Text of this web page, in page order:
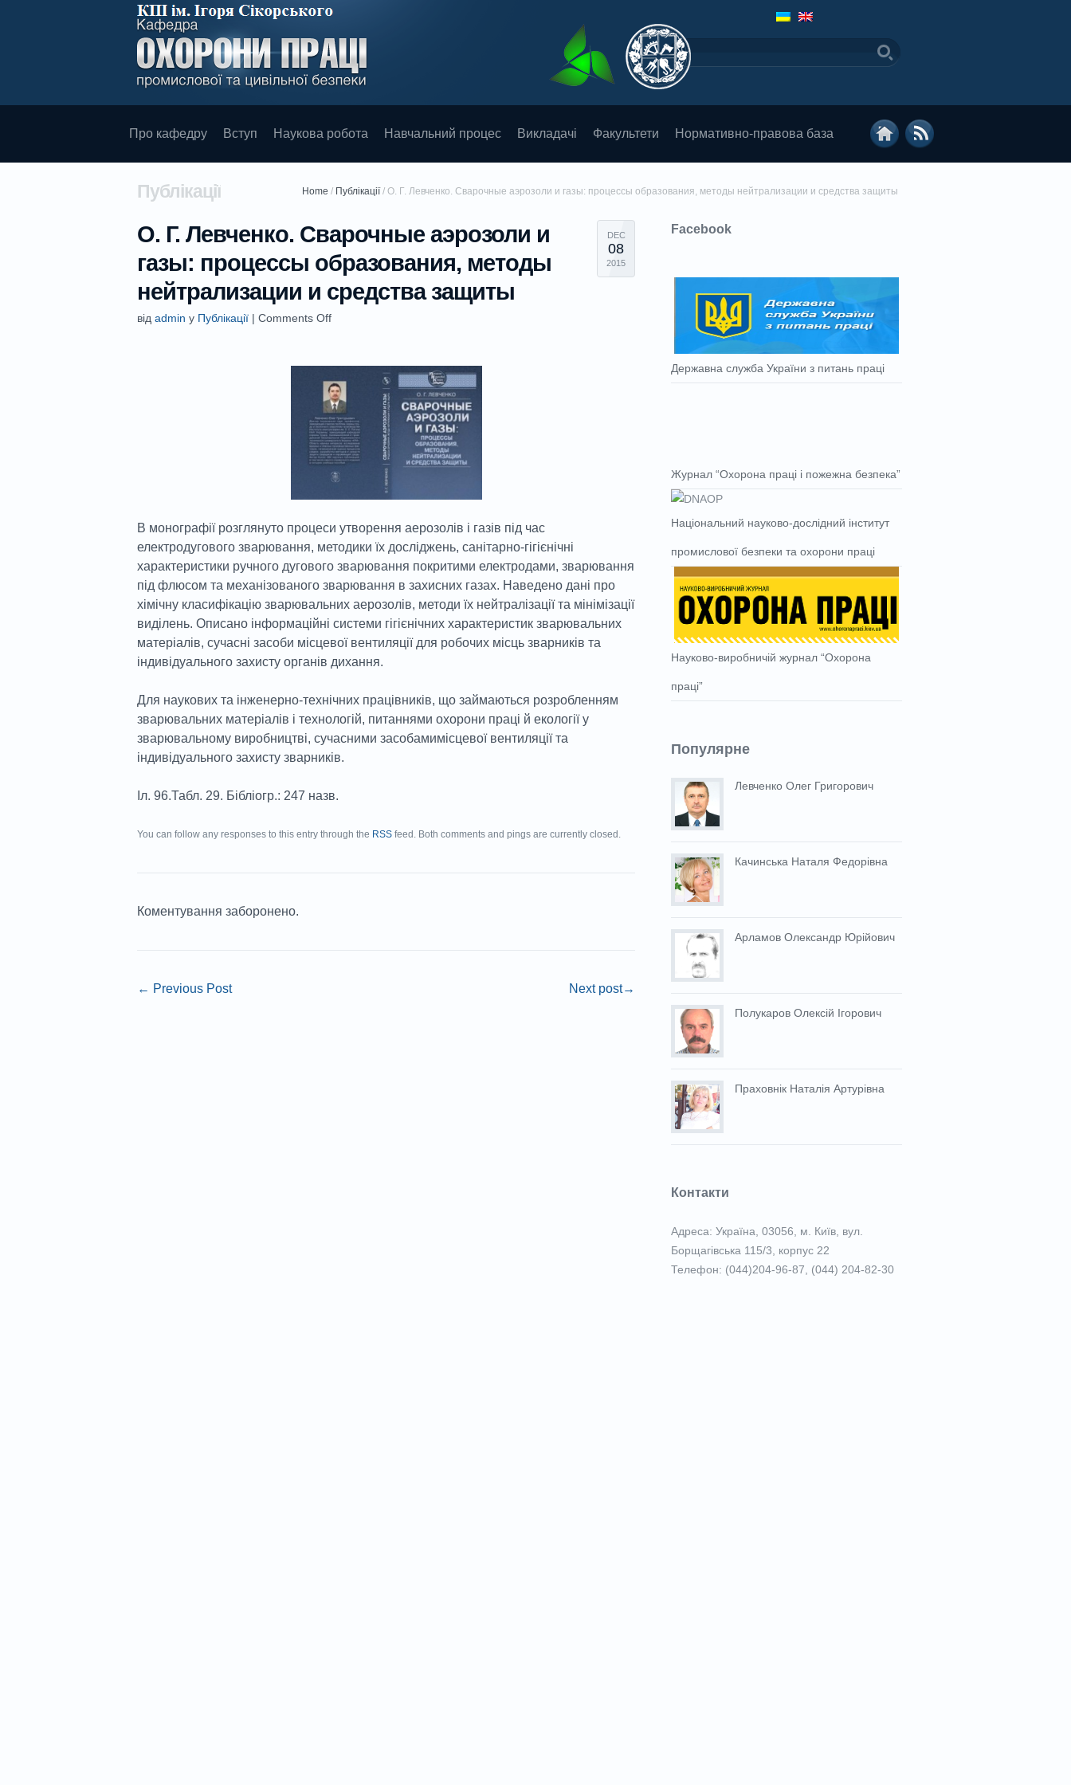
Про кафедру Вступ Наукова робота Навчальний процес Викладачі Факультети Нормативно-правова база
Home / Публікації/ О. Г. Левченко. Сварочные аэрозоли и газы: процессы образования, методы нейтрализации и средства защиты
Публікації
О. Г. Левченко. Сварочные аэрозоли и
газы: процессы образования, методы
нейтрализации и средства защиты
від admin у Публікації | Comments Off
DEC
08
2015
В монографії розглянуто процеси утворення аерозолів і газів під час
електродугового зварювання, методики їх досліджень, санітарно-гігієнічні
характеристики ручного дугового зварювання покритими електродами, зварювання
під флюсом та механізованого зварювання в захисних газах. Наведено дані про
хімічну класифікацію зварювальних аерозолів, методи їх нейтралізації та мінімізації
виділень. Описано інформаційні системи гігієнічних характеристик зварювальних
матеріалів, сучасні засоби місцевої вентиляції для робочих місць зварників та
індивідуального захисту органів дихання.
Для наукових та інженерно-технічних працівників, що займаються розробленням
зварювальних матеріалів і технологій, питаннями охорони праці й екології у
зварювальному виробництві, сучасними засобамимісцевої вентиляції та
індивідуального захисту зварників.
Іл. 96.Табл. 29. Бібліогр.: 247 назв.
You can follow any responses to this entry through the RSS feed. Both comments and pings are currently closed.
Коментування заборонено.
← Previous Post Next post→
Facebook
Державна служба України з питань праці
Журнал “Охорона праці і пожежна безпека”
Національний науково-дослідний інститут
промислової безпеки та охорони праці
Науково-виробничій журнал “Охорона
праці”
Популярне
Левченко Олег Григорович
Качинська Наталя Федорівна
Арламов Олександр Юрійович
Полукаров Олексій Ігорович
Праховнiк Наталія Артурівна
Контакти
Адреса: Україна, 03056, м. Київ, вул.
Борщагівська 115/3, корпус 22
Телефон: (044)204-96-87, (044) 204-82-30